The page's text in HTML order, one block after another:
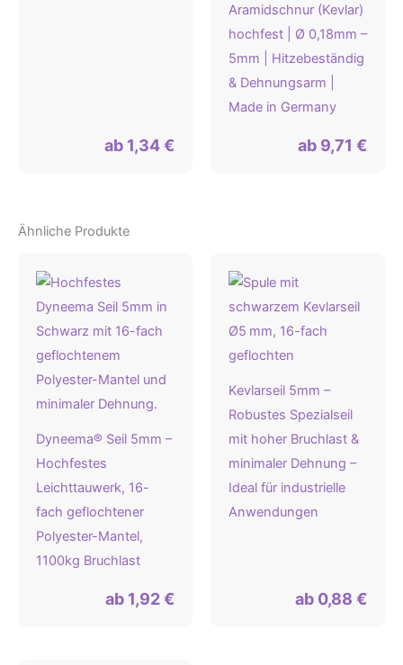
ab 1,34€
Aramidschnur (Kevlar)
hochfest | Ø 0,18mm –
5mm | Hitzebeständig
& Dehnungsarm |
Made in Germany
ab 9,71 €
Ähnliche Produkte
Dyneema® Seil 5mm –
Hochfestes
Leichttauwerk, 16-
fach geflochtener
Polyester-Mantel,
1100kg Bruchlast
ab 1,92€
Kevlarseil 5mm –
Robustes Spezialseil
mit hoher Bruchlast &
minimaler Dehnung –
Ideal für industrielle
Anwendungen
ab 0,88 €